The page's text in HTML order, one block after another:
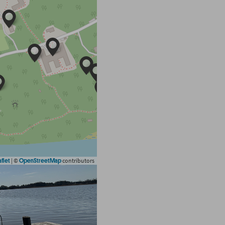
| ©OpenStreetMapcontributors